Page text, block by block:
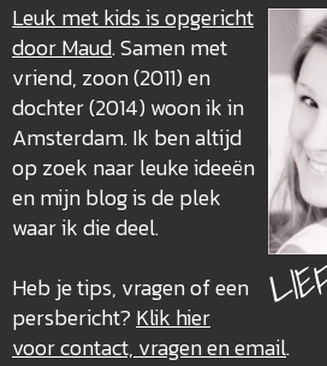
Leuk met kids is opgericht
door Maud. Samen met
vriend, zoon (2011) en
dochter (2014) woon ik in
Amsterdam. Ik ben altijd
op zoek naar leuke ideeën
en mijn blog is de plek
waar ik die deel.
Heb je tips, vragen of een
persbericht?Klik hier
voor contact, vragen en email.